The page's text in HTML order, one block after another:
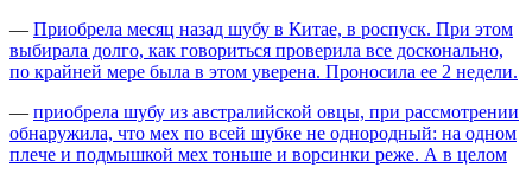
— Приобрела месяц назад шубу в Китае, в роспуск. При этом
выбирала долго, как говориться проверила все досконально,
по крайней мере была в этом уверена. Проносила ее 2 недели.
— приобрела шубу из австралийской овцы, при рассмотрении
обнаружила, что мех по всей шубке не однородный: на одном
плече и подмышкой мех тоньше и ворсинки реже. А в целом